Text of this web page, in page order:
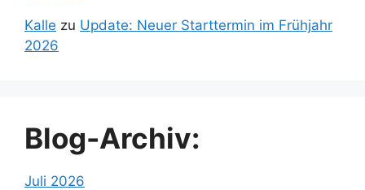
Kalle zu Update: Neuer Starttermin im Frühjahr
2026
Blog-Archiv:
Juli 2026